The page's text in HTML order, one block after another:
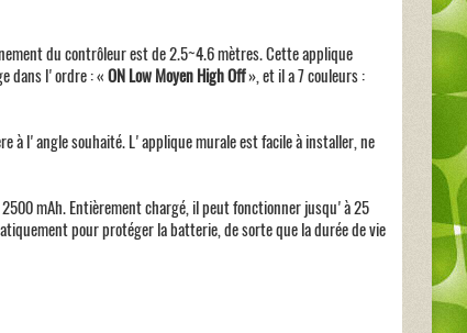
du contrôleur est de 2.5~4.6 mètres. Cette applique
dans l'ordre : « ON Low Moyen High Off», et il a 7 couleurs :
à l'angle souhaité. L'applique murale est facile à installer, ne
mAh. Entièrement chargé, il peut fonctionner jusqu'à 25
pour protéger la batterie, de sorte que la durée de vie